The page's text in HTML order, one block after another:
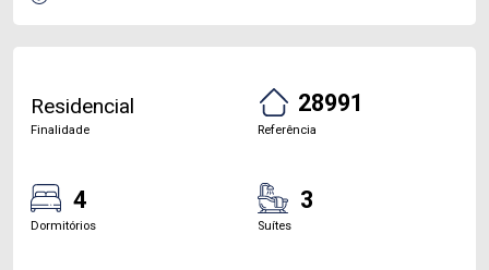
Residencial
Finalidade
28991
Referência
4
Dormitórios
3
Suítes